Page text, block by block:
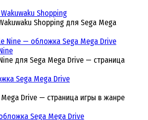
Shopping
Shopping для Sega Mega
для Sega Mega Drive — страница
Mega Drive — страница игры в жанре